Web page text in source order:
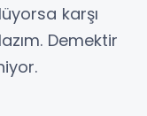
karşı
Demektir